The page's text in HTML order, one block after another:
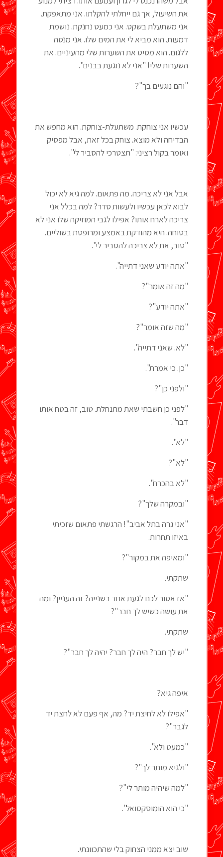
את השיעול, אך גם ייחלתי להקלתו. אני מתאפקת.
אני משתעלת בשקט. אני כמעט נחנקת. נושמת
דמעות. הוא מביא לי את המים שלו. אני מנסה
ללגום. הוא מסיט את השערות שלי מהעיניים. את
השערות שלי! "אני לא נוגעת בבנים".
"והם נוגעים בך"?
עכשיו אני צוחקת. משתעלת-צוחקת. הוא מחפש את
הבדיחה ולא מוצא. צוחק בכל זאת, אבל מפסיק
ואומר בקול רציני: "תצטרכי להסביר לי".
אבל אני לא צריכה. מה פתאום. למה גיא לא יכול
לבוא לכאן עכשיו ולעשות סדר? למה בכלל אני
צריכה לארח אותו? אפילו לגבי המוזיקה שלו אני לא
בטוחה. היא מהודקת באמצע ומרופטת בשוליים.
"טוב, את לא צריכה להסביר לי".
"אתה יודע שאני דתייה".
"מה זה אומר"?
"אתה יודע"?
"מה שזה אומר"?
"לא. שאני דתייה".
"כן. כי אמרת".
"ולפני כן"?
"לפני כן חשבתי שאת מתנחלת. טוב, זה בטח אותו
דבר".
"לא".
"לא"?
"לא בהכרח".
"ובמקרה שלך"?
"אני גרה בתל אביב"! הרגשתי פתאום שזכיתי
באיזו תחרות.
"ומאיפה את במקור"?
שתקתי.
"אז אסור לכם לגעת אחד בשנייה? זה העניין? ומה
את עושה כשיש לך חבר"?
שתקתי.
"יש לך חבר? היה לך חבר? יהיה לך חבר"?
איפה גיא?
"אפילו לא לחיצת יד? מה, אף פעם לא לחצת יד
לגבר"?
"כמעט ולא".
"ולגיא מותר לך"?
"למה שיהיה מותר לי"?
"כי הוא הומוסקסואל".
שוב יצא ממני הצחוק בלי שהתכוונתי.